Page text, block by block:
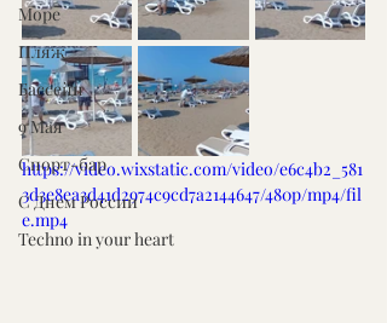
Море
Пляж
Бассейн
9 Мая
Спорт-бар
С Днем России
Techno in your heart
https://video.wixstatic.com/video/e6c4b2_581
3d3e8ea3d41d2974c9cd7a2144647/480p/mp4/fil
e.mp4